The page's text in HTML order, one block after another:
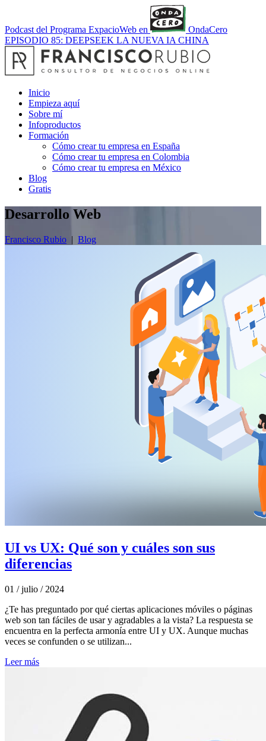
Podcast del Programa ExpacioWeb en
OndaCero
EPISODIO 85: DEEPSEEK LA NUEVA IA CHINA
Inicio
Empieza aquí
Sobre mí
Infoproductos
Formación
Cómo crear tu empresa en España
Cómo crear tu empresa en Colombia
Cómo crear tu empresa en México
Blog
Gratis
Desarrollo Web
Francisco Rubio | Blog
UI vs UX: Qué son y cuáles son sus
diferencias
01 / julio / 2024
¿Te has preguntado por qué ciertas aplicaciones móviles o páginas
web son tan fáciles de usar y agradables a la vista? La respuesta se
encuentra en la perfecta armonía entre UI y UX. Aunque muchas
veces se confunden o se utilizan...
Leer más